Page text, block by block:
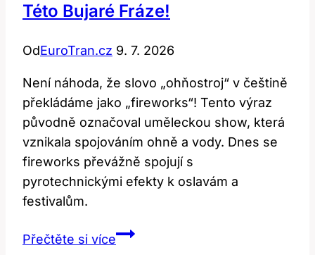
Této Bujaré Fráze!
OdEuroTran.cz 9. 7. 2026
Není náhoda, že slovo „ohňostroj“ v češtině
překládáme jako „fireworks“! Tento výraz
původně označoval uměleckou show, která
vznikala spojováním ohně a vody. Dnes se
fireworks převážně spojují s
pyrotechnickými efekty k oslavám a
festivalům.
Přečtěte si víceFireworks: